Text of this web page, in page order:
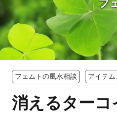
フ
フェムトの風水相談 アイテ
消えるターコ